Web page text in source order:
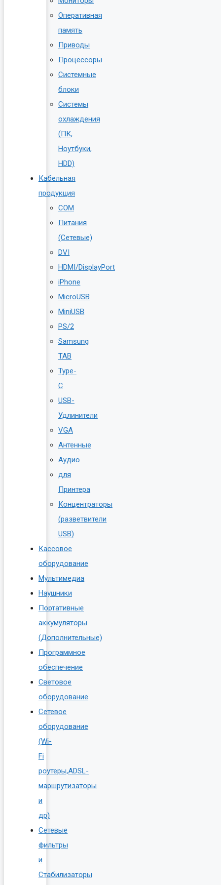
Оперативная
память
Приводы
Процессоры
Системные
блоки
Системы
охлаждения
(ПК,
Ноутбуки,
HDD)
Кабельная
продукция
COM
Питания
(Сетевые)
DVI
HDMI/DisplayPort
iPhone
MicroUSB
MiniUSB
PS/2
Samsung
TAB
Type-
C
USB-
Удлинители
VGA
Антенные
Аудио
для
Принтера
Концентраторы
(разветвители
USB)
Кассовое
оборудование
Мультимедиа
Наушники
Портативные
аккумуляторы
(Дополнительные)
Программное
обеспечение
Световое
оборудование
Сетевое
оборудование
(Wi-
Fi
роутеры,ADSL-
маршрутизаторы
и
др)
Сетевые
фильтры
и
Стабилизаторы